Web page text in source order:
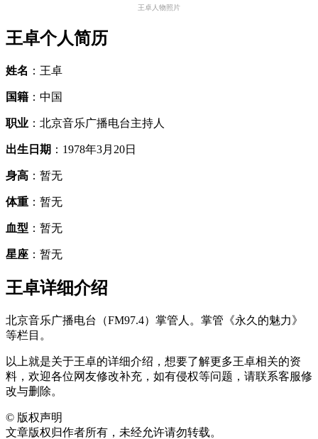
王卓人物照片
王卓个人简历
姓名 ：王卓
国籍 ：中国
职业 ：北京音乐广播电台主持人
出生日期 ：1978年3月20日
身高 ：暂无
体重 ：暂无
血型 ：暂无
星座 ：暂无
王卓详细介绍
北京音乐广播电台（FM97.4）掌管人。掌管《永久的魅力》
等栏目。
以上就是关于王卓的详细介绍，想要了解更多王卓相关的资
料，欢迎各位网友修改补充，如有侵权等问题，请联系客服修
改与删除。
© 版权声明
文章版权归作者所有，未经允许请勿转载。